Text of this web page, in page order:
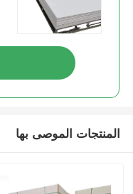
المنتجات الموصى بها